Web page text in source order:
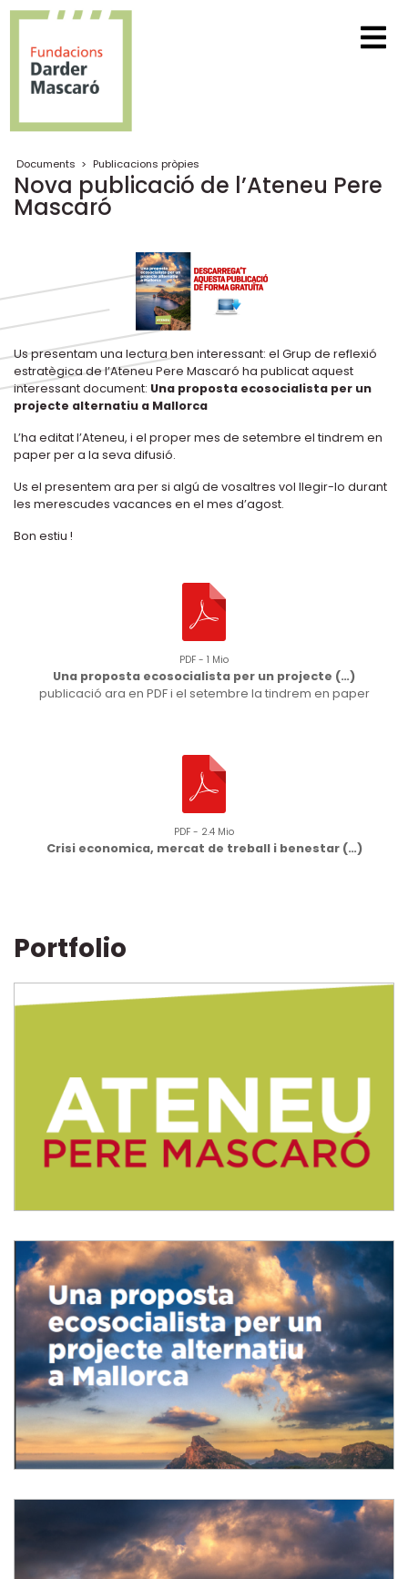
Documents > Publicacions pròpies
Nova publicació de l’Ateneu Pere
Mascaró
Us presentam una lectura ben interessant: el Grup de reflexió
estratègica de l’Ateneu Pere Mascaró ha publicat aquest
interessant document: Una proposta ecosocialista per un
projecte alternatiu a Mallorca
L’ha editat l’Ateneu, i el proper mes de setembre el tindrem en
paper per a la seva difusió.
Us el presentem ara per si algú de vosaltres vol llegir-lo durant
les merescudes vacances en el mes d’agost.
Bon estiu !
PDF - 1 Mio
Una proposta ecosocialista per un projecte (…)
publicació ara en PDF i el setembre la tindrem en paper
PDF - 2.4 Mio
Crisi economica, mercat de treball i benestar (…)
Portfolio